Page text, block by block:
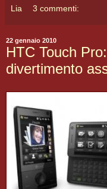
Lia 3 commenti:
22 gennaio 2010
HTC Touch
divertimento